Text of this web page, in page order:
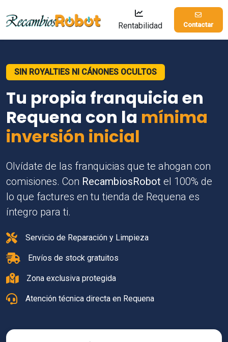
Rentabilidad Contactar
SIN ROYALTIES NI CÁNONES OCULTOS
Tu propia franquicia en
Requena con la mínima
inversión inicial
Olvídate de las franquicias que te ahogan con
comisiones. Con RecambiosRobot el 100% de
lo que factures en tu tienda de Requena es
íntegro para ti.
Servicio de Reparación y Limpieza
Envíos de stock gratuitos
Zona exclusiva protegida
Atención técnica directa en Requena